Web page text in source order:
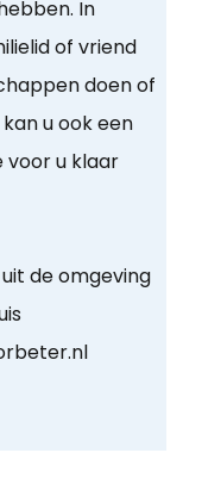
In
of vriend
doen of
u ook een
voor u klaar
de omgeving